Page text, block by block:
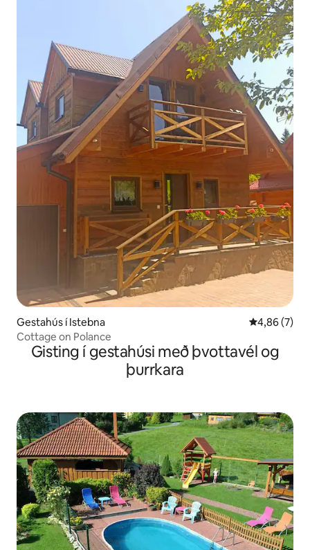
Gestahús í Istebna 4,86 af 5 í
4,86 (7)
Cottage on Polance
Gisting í gestahúsi með þvottavél og
þurrkara